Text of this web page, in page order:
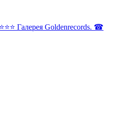
Галерея Goldenrecords. ☎